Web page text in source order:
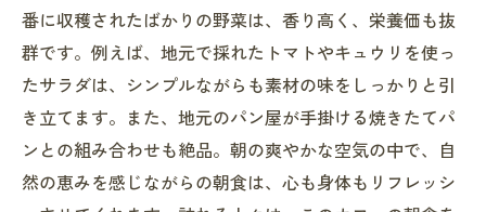
番に収穫されたばかりの野菜は、香り高く、栄養価も抜
群です。例えば、地元で採れたトマトやキュウリを使っ
たサラダは、シンプルながらも素材の味をしっかりと引
き立てます。また、地元のパン屋が手掛ける焼きたてパ
ンとの組み合わせも絶品。朝の爽やかな空気の中で、自
然の恵みを感じながらの朝食は、心も身体もリフレッシ